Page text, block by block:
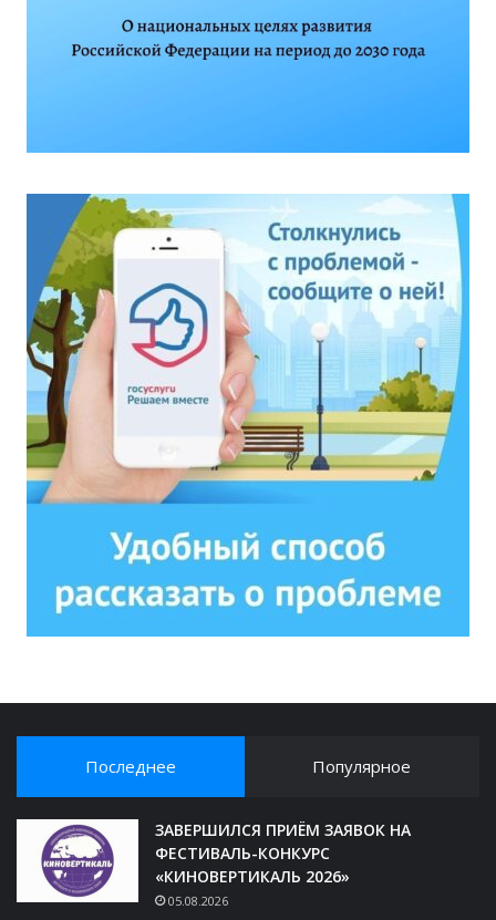
Последнее Популярное
ЗАВЕРШИЛСЯ ПРИЁМ ЗАЯВОК НА
ФЕСТИВАЛЬ-КОНКУРС
«КИНОВЕРТИКАЛЬ 2026»
05.08.2026